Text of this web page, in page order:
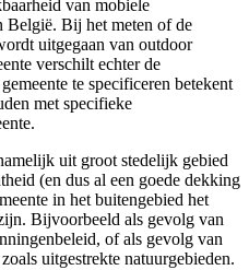
van mobiele
Bij het meten of de
uitgegaan van outdoor
verschilt echter de
te specificeren betekent
met specifieke
uit groot stedelijk gebied
(en dus al een goede dekking
in het buitengebied het
Bijvoorbeeld als gevolg van
of als gevolg van
uitgestrekte natuurgebieden.